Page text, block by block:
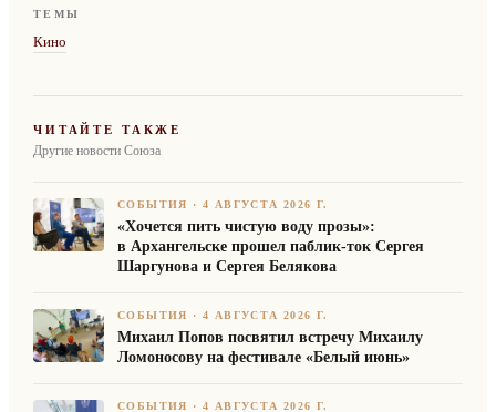
ТЕМЫ
Кино
ЧИТАЙТЕ ТАКЖЕ
Другие новости Союза
СОБЫТИЯ ·4 АВГУСТА 2026 Г.
«Хочется пить чистую воду прозы»:
в Архангельске прошел паблик-ток Сергея
Шаргунова и Сергея Белякова
СОБЫТИЯ ·4 АВГУСТА 2026 Г.
Михаил Попов посвятил встречу Михаилу
Ломоносову на фестивале «Белый июнь»
СОБЫТИЯ ·4 АВГУСТА 2026 Г.